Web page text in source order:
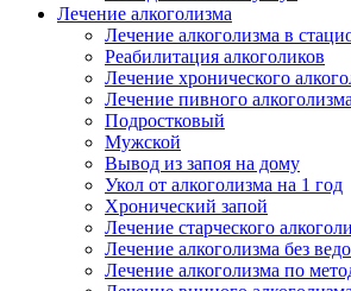
Лечение алкоголизма
Лечение алкоголизма в
Реабилитация алкоголиков
Лечение хронического
Лечение пивного алкоголизма
Подростковый
Мужской
Вывод из запоя на дому
Укол от алкоголизма на 1 год
Хронический запой
Лечение старческого
Лечение алкоголизма без
Лечение алкоголизма по